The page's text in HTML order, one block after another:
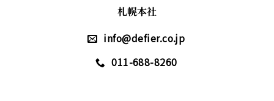
札幌本社
info@defier.co.jp
011-688-8260